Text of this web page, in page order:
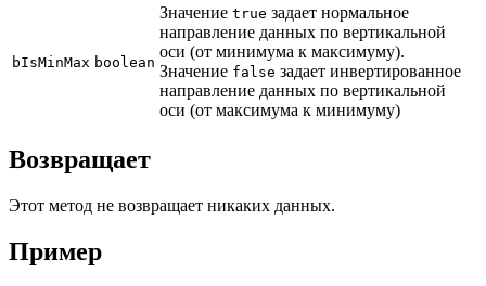
bIsMinMax boolean
Значение true задает нормальное
направление данных по вертикальной
оси (от минимума к максимуму).
Значение false задает инвертированное
направление данных по вертикальной
оси (от максимума к минимуму)
Возвращает
Этот метод не возвращает никаких данных.
Пример